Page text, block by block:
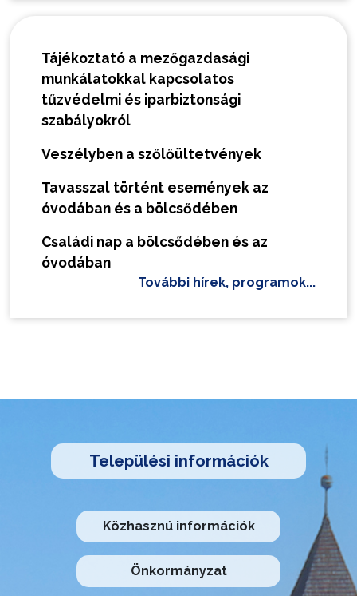
Tájékoztató a mezőgazdasági
munkálatokkal kapcsolatos
tűzvédelmi és iparbiztonsági
szabályokról
Veszélyben a szőlőültetvények
Tavasszal történt események az
óvodában és a bölcsődében
Családi nap a bölcsődében és az
óvodában
További hírek, programok...
Települési információk
Közhasznú információk
Önkormányzat